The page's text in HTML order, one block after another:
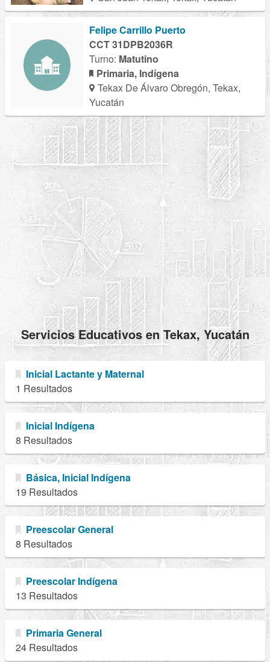
Felipe Carrillo Puerto
CCT 31DPB2036R
Turno: Matutino
Primaria, Indígena
Tekax De Álvaro Obregón, Tekax,
Yucatán
Servicios Educativos en Tekax, Yucatán
Inicial Lactante y Maternal
1 Resultados
Inicial Indígena
8 Resultados
Básica, Inicial Indígena
19 Resultados
Preescolar General
8 Resultados
Preescolar Indígena
13 Resultados
Primaria General
24 Resultados